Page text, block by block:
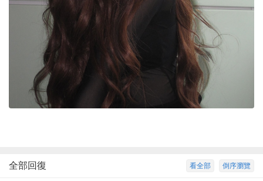
倒序瀏覽
看全部
全部回復